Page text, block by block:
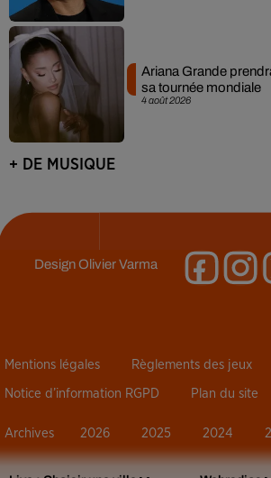
4 août 2026
Ariana Grande
sa tournée mondiale
+ DE MUSIQUE
DesignOlivier Varma
Mentions légales Règlements des jeux
Notice d’information RGPD Plan du site
Archives 2026 2025 2024